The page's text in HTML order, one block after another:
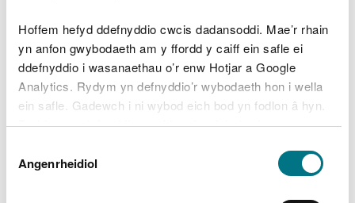
Hoffem hefyd ddefnyddio cwcis dadansoddi. Mae’r rhain
yn anfon gwybodaeth am y ffordd y caiff ein safle ei
ddefnyddio i wasanaethau o’r enw Hotjar a Google
Analytics. Rydym yn defnyddio’r wybodaeth hon i wella
ein safle. Gadewch i ni wybod eich bod yn fodlon â hyn.
Byddwn yn defnyddio cwci i gadw eich dewis.
Gellirdarllen mwy am ein cwcis cyn i chi ddewis.
Caniatâd
Angenrheidiol
chyfanswm cyfaint o fwy na 0.05dm3 o PCBs tan 31
Rhagfyr 2025.
Ar ôl y dyddiad hwn, rhaid rhoi’r gorau i’w
defnyddio a chael gwared arnynt, neu eu dihalogi
Dywedwch wrthym am eich cynlluniau i fodloni'r
terfyn amser hwn a sut y byddwch yn dangos eich